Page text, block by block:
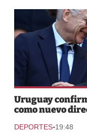
Uruguay
como nuevo
DEPORTES-19:48